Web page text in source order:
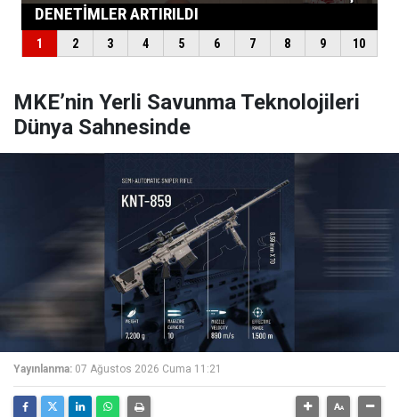
MKE’nin Yerli Savunma Teknolojileri
Dünya Sahnesinde
Yayınlanma: 07 Ağustos 2026 Cuma 11:21